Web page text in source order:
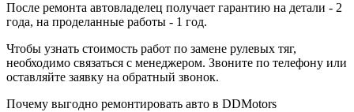
После ремонта автовладелец получает гарантию на детали - 2
года, на проделанные работы - 1 год.
Чтобы узнать стоимость работ по замене рулевых тяг,
необходимо связаться с менеджером. Звоните по телефону или
оставляйте заявку на обратный звонок.
Почему выгодно ремонтировать авто в DDMotors